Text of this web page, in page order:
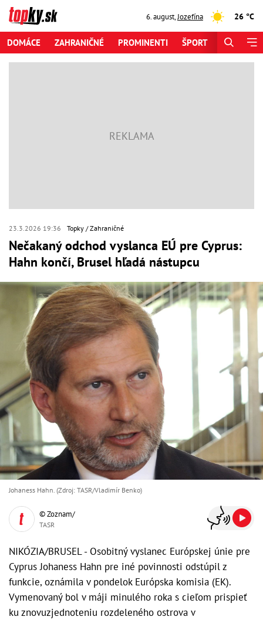
6. august,Jozefína 26 °C
DOMÁCE ZAHRANIČNÉ PROMINENTI ŠPORT
23.3.2026 19:36 Topky Zahraničné
Nečakaný odchod vyslanca EÚ pre Cyprus:
Hahn končí, Brusel hľadá nástupcu
Johaness Hahn. (Zdroj: TASR/Vladimír Benko)
© Zoznam/
TASR
NIKÓZIA/BRUSEL - Osobitný vyslanec Európskej únie pre
Cyprus Johaness Hahn pre iné povinnosti odstúpil z
funkcie, oznámila v pondelok Európska komisia (EK).
Vymenovaný bol v máji minulého roka s cieľom prispieť
ku znovuzjednoteniu rozdeleného ostrova v